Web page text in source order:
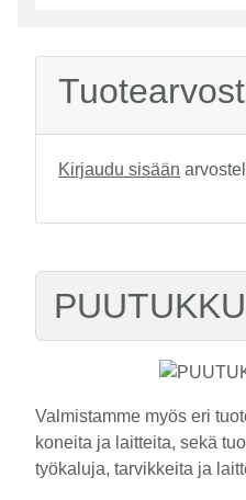
Kirjaudu sisään
Valmistamme myös eri
koneita ja laitteita, sekä
työkaluja, tarvikkeita ja